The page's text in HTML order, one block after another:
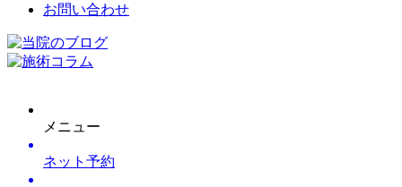
お問い合わせ
メニュー
ネット予約